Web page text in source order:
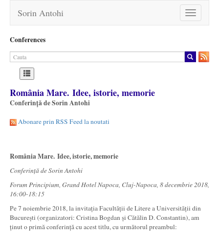
Toggle
navigation
Sorin Antohi
Conferences
România Mare. Idee, istorie, memorie
Conferință de Sorin Antohi
Abonare prin RSS Feed la noutati
România Mare. Idee, istorie, memorie
Conferință de Sorin Antohi
Forum Principium, Grand Hotel Napoca, Cluj-Napoca, 8 decembrie 2018,
16:00-18:15
Pe 7 noiembrie 2018, la invitația Facultății de Litere a Universității din
București (organizatori: Cristina Bogdan și Cătălin D. Constantin), am
ținut o primă conferință cu acest titlu, cu următorul preambul: